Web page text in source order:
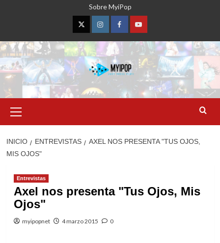
Sobre MyiPop
TwitterInstagramFacebookYouTube
primario
INICIO ENTREVISTAS
AXEL NOS PRESENTA "TUS OJOS,
MIS OJOS"
Entrevistas
Axel nos presenta "Tus Ojos, Mis
Ojos"
myipopnet 4 marzo 2015 0